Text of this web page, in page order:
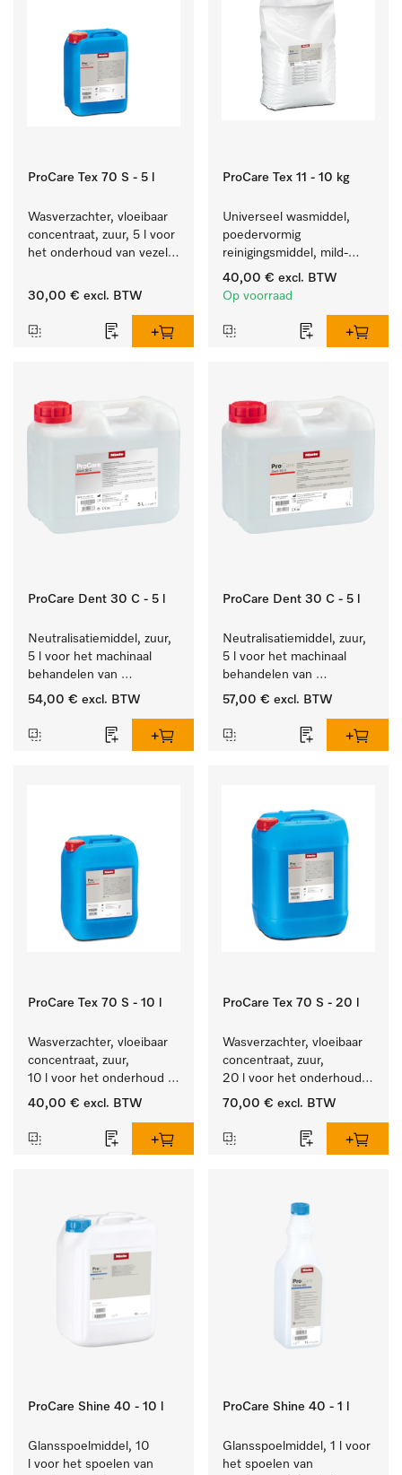
ProCare Tex 70 S - 5 l
Wasverzachter, vloeibaar
concentraat, zuur, 5 l voor
het onderhoud van vezels
zacht blijft.
30,00 € excl. BTW
ProCare Tex 11 - 10 kg
Universeel wasmiddel,
poedervormig
reinigingsmiddel, mild-
alkalisch, 10 kg voor het
reinigen van wit wasgoed
40,00 € excl. BTW
Op voorraad
ProCare Dent 30 C - 5 l
Neutralisatiemiddel, zuur,
5 l voor het machinaal
behandelen van
tandheelkundige- en
54,00 € excl. BTW
ProCare Dent 30 C - 5 l
Neutralisatiemiddel, zuur,
5 l voor het machinaal
behandelen van
tandheelkundige- en
57,00 € excl. BTW
ProCare Tex 70 S - 10 l
Wasverzachter, vloeibaar
concentraat, zuur,
10 l voor het onderhoud
van vezels zodat het
40,00 € excl. BTW
ProCare Tex 70 S - 20 l
Wasverzachter, vloeibaar
concentraat, zuur,
20 l voor het onderhoud
van vezels zodat het
70,00 € excl. BTW
ProCare Shine 40 - 10 l
Glansspoelmiddel, 10
l voor het spoelen van
ProCare Shine 40 - 1 l
Glansspoelmiddel, 1 l voor
het spoelen van